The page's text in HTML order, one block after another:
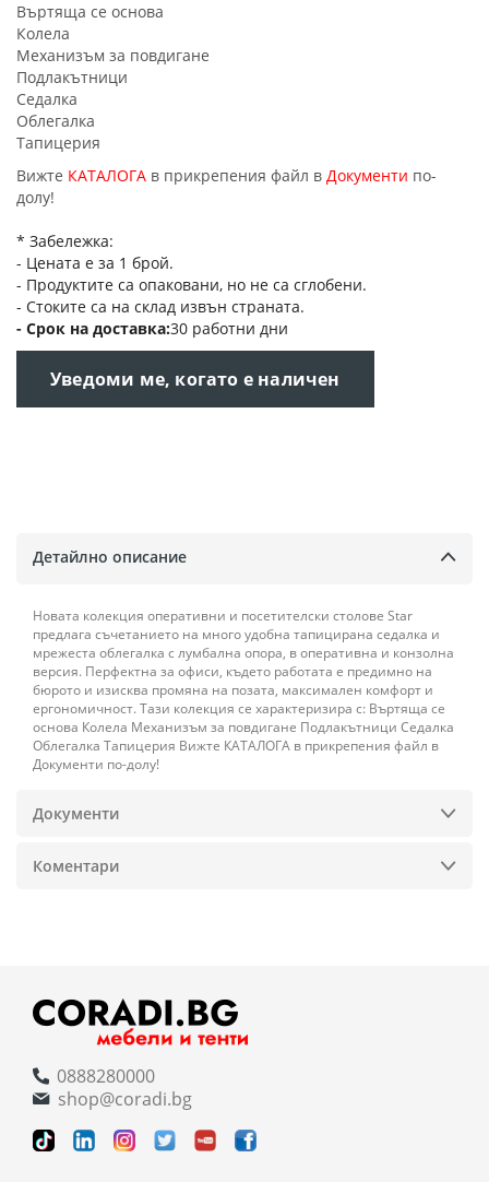
Въртяща се основа
Колела
Механизъм за повдигане
Подлакътници
Седалка
Облегалка
Тапицерия
Вижте КАТАЛОГА в прикрепения файл в Документи по-
долу!
* Забележка:
- Цената е за 1 брой.
- Продуктите са опаковани, но не са сглобени.
- Стоките са на склад извън страната.
Срок на доставка 30 работни дни
Уведоми ме, когато е наличен
Детайлно описание
Новата колекция оперативни и посетителски столове Star
предлага съчетанието на много удобна тапицирана седалка и
мрежеста облегалка с лумбална опора, в оперативна и конзолна
версия. Перфектна за офиси, където работата е предимно на
бюрото и изисква промяна на позата, максимален комфорт и
ергономичност. Тази колекция се характеризира с: Въртяща се
основа Колела Механизъм за повдигане Подлакътници Седалка
Облегалка Тапицерия Вижте КАТАЛОГА в прикрепения файл в
Документи по-долу!
Документи
Коментари
0888280000
shop@coradi.bg